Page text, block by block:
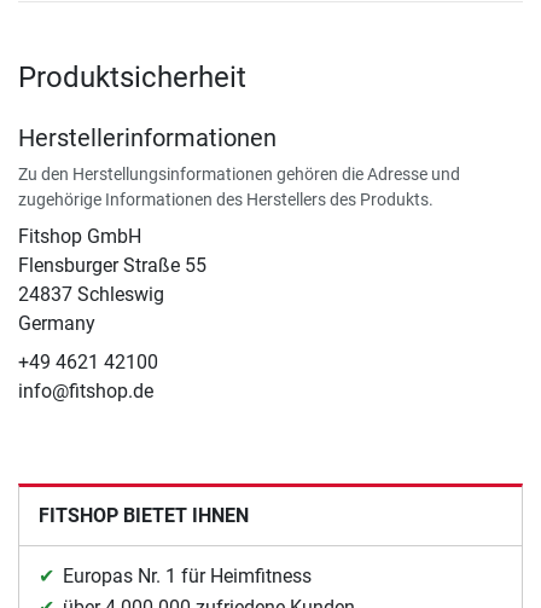
Produktsicherheit
Herstellerinformationen
Zu den Herstellungsinformationen gehören die Adresse und
zugehörige Informationen des Herstellers des Produkts.
Fitshop GmbH
Flensburger Straße 55
24837 Schleswig
Germany
+49 4621 42100
info@fitshop.de
FITSHOP BIETET IHNEN
Europas Nr. 1 für Heimfitness